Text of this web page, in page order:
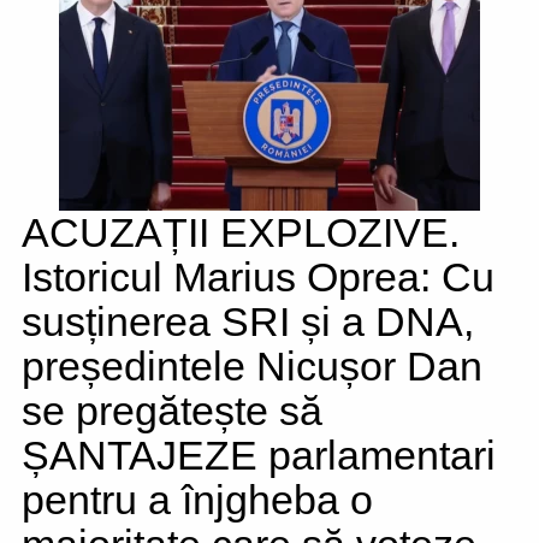
ACUZAȚII EXPLOZIVE.
Istoricul Marius Oprea: Cu
susținerea SRI și a DNA,
președintele Nicușor Dan
se pregătește să
ȘANTAJEZE parlamentari
pentru a înjgheba o